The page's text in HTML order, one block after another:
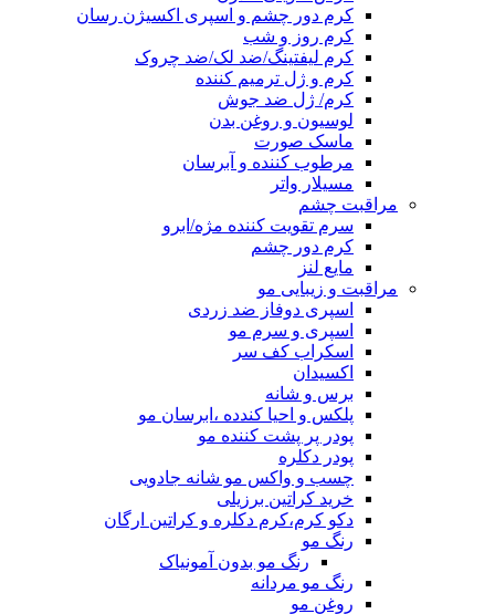
کرم دور چشم و اسپری اکسیژن رسان
کرم روز و شب
کرم لیفتینگ/ضد لک/ضد چروک
کرم و ژل ترمیم کننده
کرم/ ژل ضد جوش
لوسیون و روغن بدن
ماسک صورت
مرطوب کننده و آبرسان
مسیلار واتر
مراقبت چشم
سرم تقویت کننده مژه/ابرو
کرم دور چشم
مایع لنز
مراقبت و زیبایی مو
اسپری دوفاز ضد زردی
اسپری و سرم مو
اسکراب کف سر
اکسیدان
برس و شانه
پلکس و احیا کندده ،ابرسان مو
پودر پر پشت کننده مو
پودر دکلره
چسب و واکس مو شانه جادویی
خرید کراتین برزیلی
دکو کرم،کرم دکلره و کراتین ارگان
رنگ مو
رنگ مو بدون آمونیاک
رنگ مو مردانه
روغن مو